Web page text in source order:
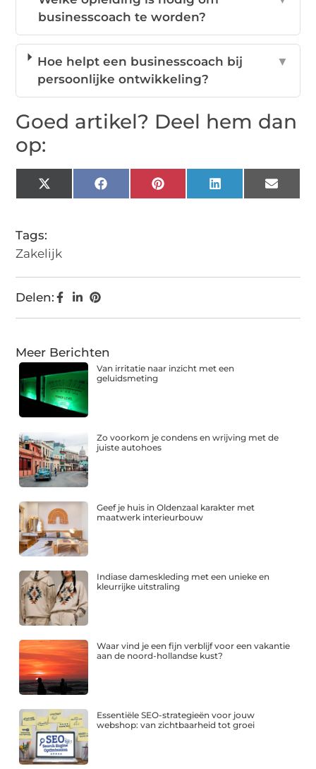
businesscoach te worden?
Hoe helpt een businesscoach bij
persoonlijke ontwikkeling?
▼
Goed artikel? Deel hem dan
op:
X
(Twitter)
FacebookPinterestLinkedIn Email
Tags:
Zakelijk
Delen:
Meer Berichten
Van irritatie naar inzicht met een
geluidsmeting
Zo voorkom je condens en wrijving met de
juiste autohoes
Geef je huis in Oldenzaal karakter met
maatwerk interieurbouw
Indiase dameskleding met een unieke en
kleurrijke uitstraling
Waar vind je een fijn verblijf voor een vakantie
aan de noord-hollandse kust?
Essentiële SEO-strategieën voor jouw
webshop: van zichtbaarheid tot groei